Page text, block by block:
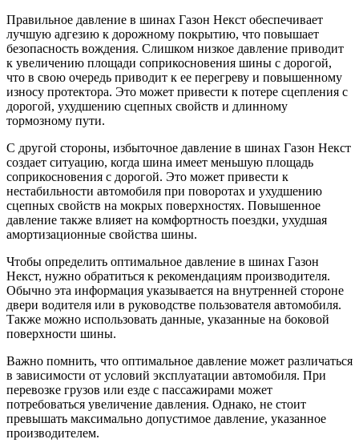
Правильное давление в шинах Газон Некст обеспечивает
лучшую адгезию к дорожному покрытию, что повышает
безопасность вождения. Слишком низкое давление приводит
к увеличению площади соприкосновения шины с дорогой,
что в свою очередь приводит к ее перегреву и повышенному
износу протектора. Это может привести к потере сцепления с
дорогой, ухудшению сцепных свойств и длинному
тормозному пути.
С другой стороны, избыточное давление в шинах Газон Некст
создает ситуацию, когда шина имеет меньшую площадь
соприкосновения с дорогой. Это может привести к
нестабильности автомобиля при поворотах и ухудшению
сцепных свойств на мокрых поверхностях. Повышенное
давление также влияет на комфортность поездки, ухудшая
амортизационные свойства шины.
Чтобы определить оптимальное давление в шинах Газон
Некст, нужно обратиться к рекомендациям производителя.
Обычно эта информация указывается на внутренней стороне
двери водителя или в руководстве пользователя автомобиля.
Также можно использовать данные, указанные на боковой
поверхности шины.
Важно помнить, что оптимальное давление может различаться
в зависимости от условий эксплуатации автомобиля. При
перевозке грузов или езде с пассажирами может
потребоваться увеличение давления. Однако, не стоит
превышать максимально допустимое давление, указанное
производителем.